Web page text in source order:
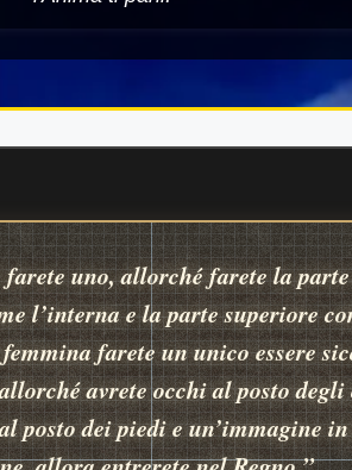
uno, allorché farete la
l’interna e la parte superiore
farete un unico essere
avrete occhi al posto
posto dei piedi e un’immagine